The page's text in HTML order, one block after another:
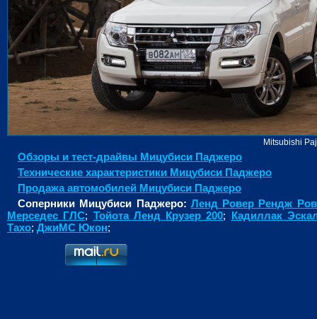
Mitsubishi
Обзоры и тест-драйвы Мицубиcи Паджеро
Технические характеристики Мицубиcи Паджеро
Продажа автомобилей Мицубиcи Паджеро
Соперники Мицубиcи Паджеро: Ленд Ровер Рендж
Мерседес ГЛС; Тойота Ленд Крузер 200; Кадиллак
Тахо; ДжиМС Юкон;